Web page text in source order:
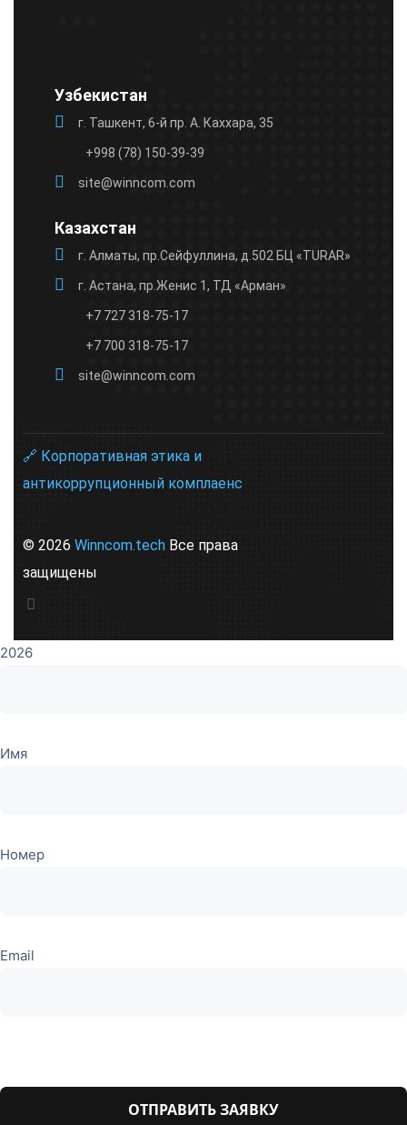
Узбекистан
г. Ташкент, 6-й пр. А. Каххара, 35
+998 (78) 150-39-39
site@winncom.com
Казахстан
г. Алматы, пр.Сейфуллина, д.502 БЦ «TURAR»
г. Астана, пр.Женис 1, ТД «Арман»
+7 727 318-75-17
+7 700 318-75-17
site@winncom.com
🔗 Корпоративная этика и
антикоррупционный комплаенс
© 2026 Winncom.tech Все права
защищены
2026
Имя
Номер
Email
это поле